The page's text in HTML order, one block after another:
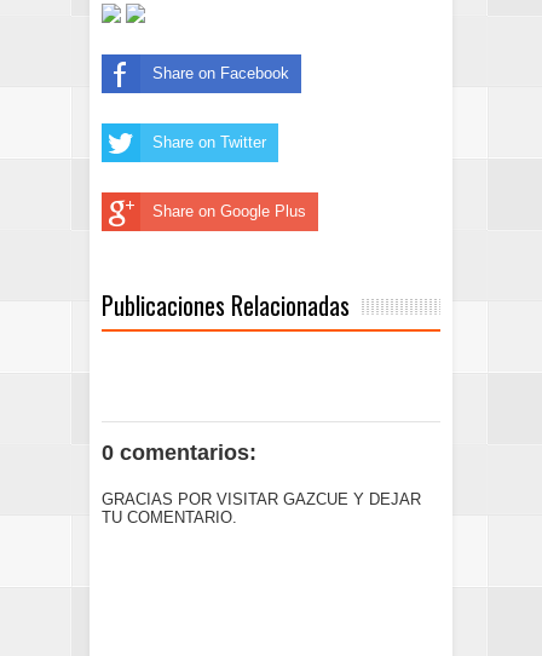
Share on Facebook
Share on Twitter
Share on Google Plus
Publicaciones Relacionadas
0 comentarios:
GRACIAS POR VISITAR GAZCUE Y DEJAR
TU COMENTARIO.